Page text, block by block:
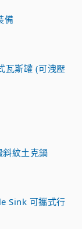
備
瓦斯罐 (可洩壓
紋土克鍋
Sink 可攜式行